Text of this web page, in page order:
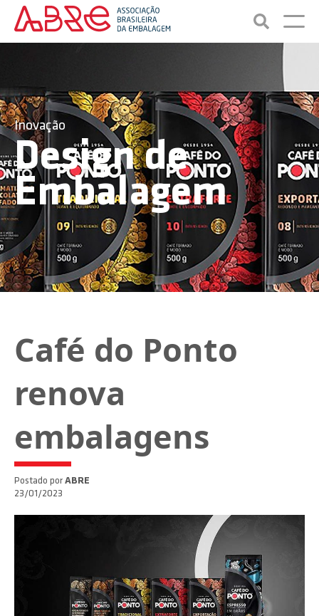
Inovação
Design de
Embalagem
Café do Ponto
renova
embalagens
Postado por ABRE
23/01/2023